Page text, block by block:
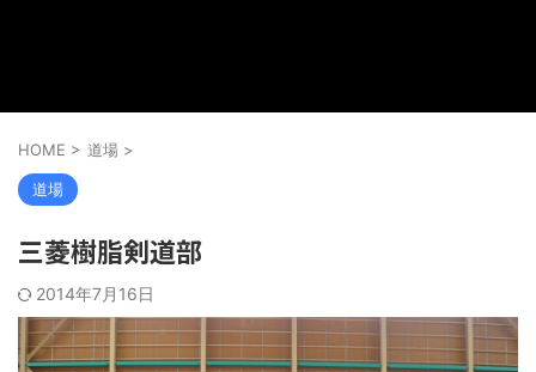
HOME > 道場 >
道場
三菱樹脂剣道部
2014年7月16日